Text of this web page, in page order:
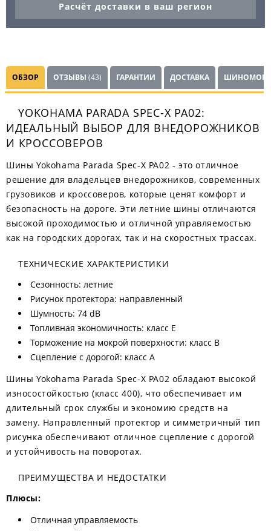
Расчёт доставки в ваш регион
ОБЗОР ОТЗЫВЫ (43) ГАРАНТИИ ДОСТАВКА
YOKOHAMA PARADA SPEC-X PA02:
ИДЕАЛЬНЫЙ ВЫБОР ДЛЯ ВНЕДОРОЖНИКОВ
И КРОССОВЕРОВ
Шины Yokohama Parada Spec-X PA02 - это отличное
решение для владельцев внедорожников, современных
грузовиков и кроссоверов, которые ценят комфорт и
безопасность на дороге. Эти летние шины отличаются
высокой проходимостью и отличной управляемостью
как на городских дорогах, так и на скоростных трассах.
ТЕХНИЧЕСКИЕ ХАРАКТЕРИСТИКИ
Сезонность: летние
Рисунок протектора: направленный
Шумность: 74 dB
Топливная экономичность: класс E
Торможение на мокрой поверхности: класс B
Сцепление с дорогой: класс A
Шины Yokohama Parada Spec-X PA02 обладают высокой
износостойкостью (класс 400), что обеспечивает им
длительный срок службы и экономию средств на
замену. Направленный протектор и симметричный тип
рисунка обеспечивают отличное сцепление с дорогой
и устойчивость на поворотах.
ПРЕИМУЩЕСТВА И НЕДОСТАТКИ
Плюсы:
Отличная управляемость